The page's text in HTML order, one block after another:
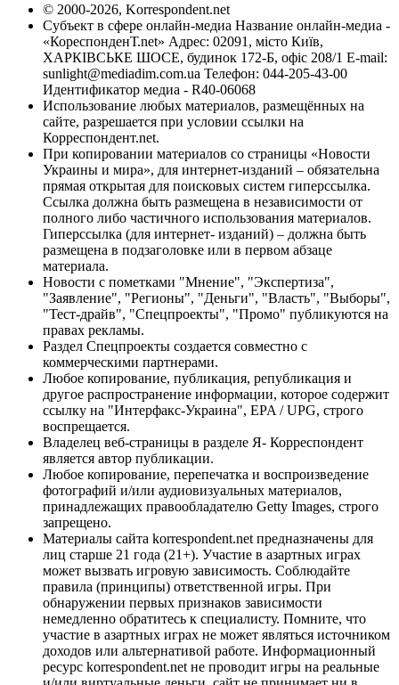
© 2000-2026, Korrespondent.net
Субъект в сфере онлайн-медиа Название онлайн-медиа -
«КореспонденТ.net» Адрес: 02091, місто Київ,
ХАРКІВСЬКЕ ШОСЕ, будинок 172-Б, офіс 208/1 E-mail:
sunlight@mediadim.com.ua Телефон: 044-205-43-00
Идентификатор медиа - R40-06068
Использование любых материалов, размещённых на
сайте, разрешается при условии ссылки на
Корреспондент.net.
При копировании материалов со страницы «Новости
Украины и мира», для интернет-изданий – обязательна
прямая открытая для поисковых систем гиперссылка.
Ссылка должна быть размещена в независимости от
полного либо частичного использования материалов.
Гиперссылка (для интернет- изданий) – должна быть
размещена в подзаголовке или в первом абзаце
материала.
Новости с пометками "Мнение", "Экспертиза",
"Заявление", "Регионы", "Деньги", "Власть", "Выборы",
"Тест-драйв", "Спецпроекты", "Промо" публикуются на
правах рекламы.
Раздел Спецпроекты создается совместно с
коммерческими партнерами.
Любое копирование, публикация, републикация и
другое распространение информации, которое содержит
ссылку на "Интерфакс-Украина", EPA / UPG, строго
воспрещается.
Владелец веб-страницы в разделе Я- Корреспондент
является автор публикации.
Любое копирование, перепечатка и воспроизведение
фотографий и/или аудиовизуальных материалов,
принадлежащих правообладателю Getty Images, строго
запрещено.
Материалы сайта korrespondent.net предназначены для
лиц старше 21 года (21+). Участие в азартных играх
может вызвать игровую зависимость. Соблюдайте
правила (принципы) ответственной игры. При
обнаружении первых признаков зависимости
немедленно обратитесь к специалисту. Помните, что
участие в азартных играх не может являться источником
доходов или альтернативой работе. Информационный
ресурс korrespondent.net не проводит игры на реальные